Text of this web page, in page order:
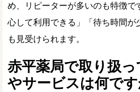
め、リピーターが多いのも特徴で
心して利用できる」「待ち時間が
も見受けられます。
赤平薬局で取り扱
やサービスは何です